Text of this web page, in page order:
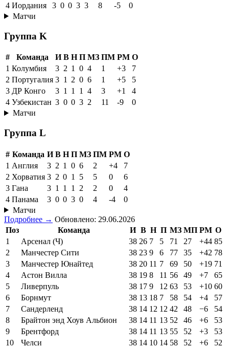
4 Иордания 3 0 0 3 3 8 -5
0
Матчи
Группа K
# Команда И В Н П МЗ ПМ РМ О
1 Колумбия 3 2 1 0 4 1 +3
7
2 Португалия 3 1 2 0 6 1 +5
5
3 ДР Конго 3 1 1 1 4 3 +1
4
4 Узбекистан 3 0 0 3 2 11 -9
0
Матчи
Группа L
# Команда И В Н П МЗ ПМ РМ О
1 Англия 3 2 1 0 6 2 +4
7
2 Хорватия 3 2 0 1 5 5 0
6
3 Гана 3 1 1 1 2 2 0
4
4 Панама 3 0 0 3 0 4 -4
0
Матчи
Подробнее → Обновлено: 29.06.2026
Поз
Команда И В Н П МЗ МП РМ О
1
Арсенал (Ч) 38 26 7 5 71 27 +44 85
2
Манчестер Сити 38 23 9 6 77 35 +42 78
3
Манчестер Юнайтед 38 20 11 7 69 50 +19 71
4
Астон Вилла 38 19 8 11 56 49 +7
65
5
Ливерпуль 38 17 9 12 63 53 +10 60
6
Борнмут 38 13 18 7 58 54 +4
57
7
Сандерленд 38 14 12 12 42 48 −6
54
8
Брайтон энд Хоув Альбион 38 14 11 13 52 46 +6
53
9
Брентфорд 38 14 11 13 55 52 +3
53
10
Челси 38 14 10 14 58 52 +6 52